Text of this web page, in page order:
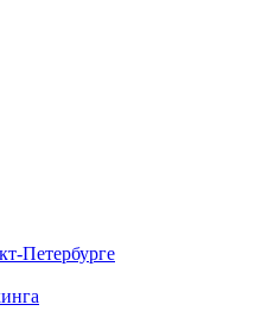
Петербурге